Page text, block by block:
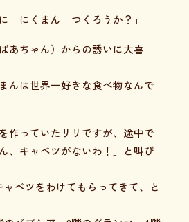
にくまん つくろうか？」
あちゃん）からの誘いに大喜
んは世界一好きな食べ物なんで
作っていたリリですが、途中で
、キャベツがないわ！」と叫び
ベツをわけてもらってきて、と